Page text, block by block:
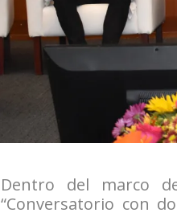
Dentro del marco
“Conversatorio con